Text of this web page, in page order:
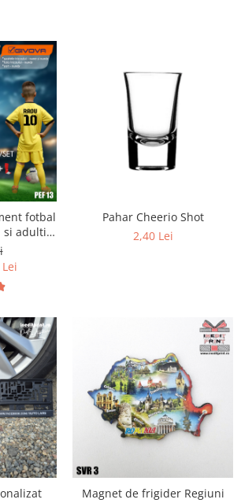
fotbal
si adulti
Pahar Cheerio Shot
2,40 Lei
Magnet de frigider Regiuni